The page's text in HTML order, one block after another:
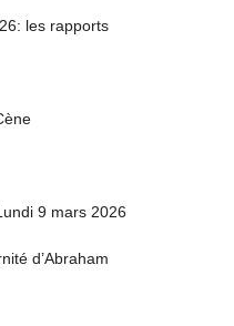
les rapports
9 mars 2026
d’Abraham